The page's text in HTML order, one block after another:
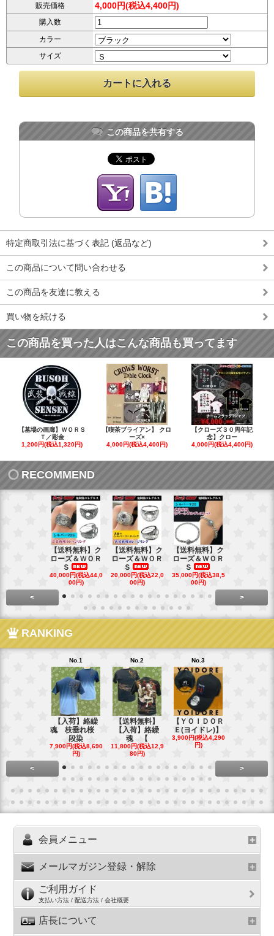
販売価格 4,000円(税込4,400円)
購入数
カラー
サイズ
この商品を共有する
特定商取引法に基づく表記 (返品など)
この商品について問い合わせる
この商品を友達に教える
買い物を続ける
この商品を買った人はこんな商品も買ってます
【墓場の画廊】ＷＯＲＳ
Ｔ／彫金
1,200円(税込1,320円)
【喫茶ブライアン】 クロ
ーズ×
4,000円(税込4,400円)
【クローズ３０周年記
念】クロー
4,000円(税込4,400円)
RECOMMEND
【送料無料】ク
ローズ＆ＷＯＲ
Ｓ
40,000円(税込44,0
00円)
【送料無料】ク
ローズ＆ＷＯＲ
Ｓ
20,000円(税込22,0
00円)
【送料無料】ク
ローズ＆ＷＯＲ
Ｓ
35,000円(税込38,5
00円)
< >
RANKING
No.1
【入荷】絡繰
魂 枝垂れ桜
段染
7,900円(税込8,690
円)
No.2
【送料無料】
【入荷】絡繰
魂 【
11,800円(税込12,9
80円)
No.3
【ＹＯＩＤＯＲ
Ｅ(ヨイドレ)】
3,900円(税込4,290
円)
< >
会員メニュー
メールマガジン登録・解除
ご利用ガイド
支払い方法 / 配送方法 / 会社概要
店長について